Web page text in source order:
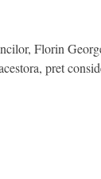
Florin
pret